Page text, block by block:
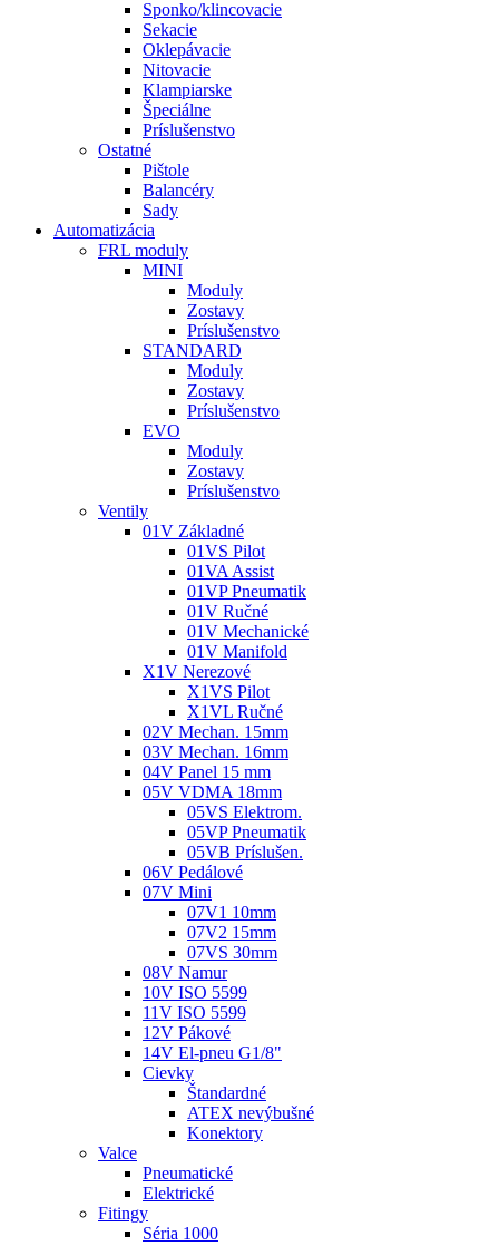
Sponko/klincovacie
Sekacie
Oklepávacie
Nitovacie
Klampiarske
Špeciálne
Príslušenstvo
Ostatné
Pištole
Balancéry
Sady
Automatizácia
FRL moduly
MINI
Moduly
Zostavy
Príslušenstvo
STANDARD
Moduly
Zostavy
Príslušenstvo
EVO
Moduly
Zostavy
Príslušenstvo
Ventily
01V Základné
01VS Pilot
01VA Assist
01VP Pneumatik
01V Ručné
01V Mechanické
01V Manifold
X1V Nerezové
X1VS Pilot
X1VL Ručné
02V Mechan. 15mm
03V Mechan. 16mm
04V Panel 15 mm
05V VDMA 18mm
05VS Elektrom.
05VP Pneumatik
05VB Príslušen.
06V Pedálové
07V Mini
07V1 10mm
07V2 15mm
07VS 30mm
08V Namur
10V ISO 5599
11V ISO 5599
12V Pákové
14V El-pneu G1/8"
Cievky
Štandardné
ATEX nevýbušné
Konektory
Valce
Pneumatické
Elektrické
Fitingy
Séria 1000